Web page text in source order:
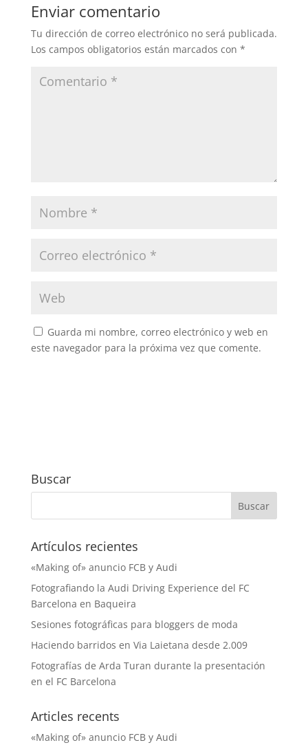
Enviar comentario
Tu dirección de correo electrónico no será publicada.
Los campos obligatorios están marcados con *
Guarda mi nombre, correo electrónico y web en
este navegador para la próxima vez que comente.
Buscar
Artículos recientes
«Making of» anuncio FCB y Audi
Fotografiando la Audi Driving Experience del FC
Barcelona en Baqueira
Sesiones fotográficas para bloggers de moda
Haciendo barridos en Via Laietana desde 2.009
Fotografías de Arda Turan durante la presentación
en el FC Barcelona
Articles recents
«Making of» anuncio FCB y Audi